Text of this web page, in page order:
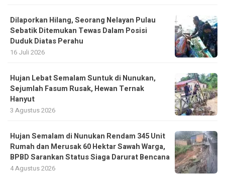
Dilaporkan Hilang, Seorang Nelayan Pulau
Sebatik Ditemukan Tewas Dalam Posisi
Duduk Diatas Perahu
16 Juli 2026
Hujan Lebat Semalam Suntuk di Nunukan,
Sejumlah Fasum Rusak, Hewan Ternak
Hanyut
3 Agustus 2026
Hujan Semalam di Nunukan Rendam 345 Unit
Rumah dan Merusak 60 Hektar Sawah Warga,
BPBD Sarankan Status Siaga Darurat Bencana
4 Agustus 2026